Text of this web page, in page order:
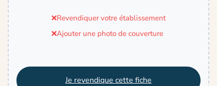
❌Revendiquer votre établissement
❌Ajouter une photo de couverture
Je revendique cette fiche